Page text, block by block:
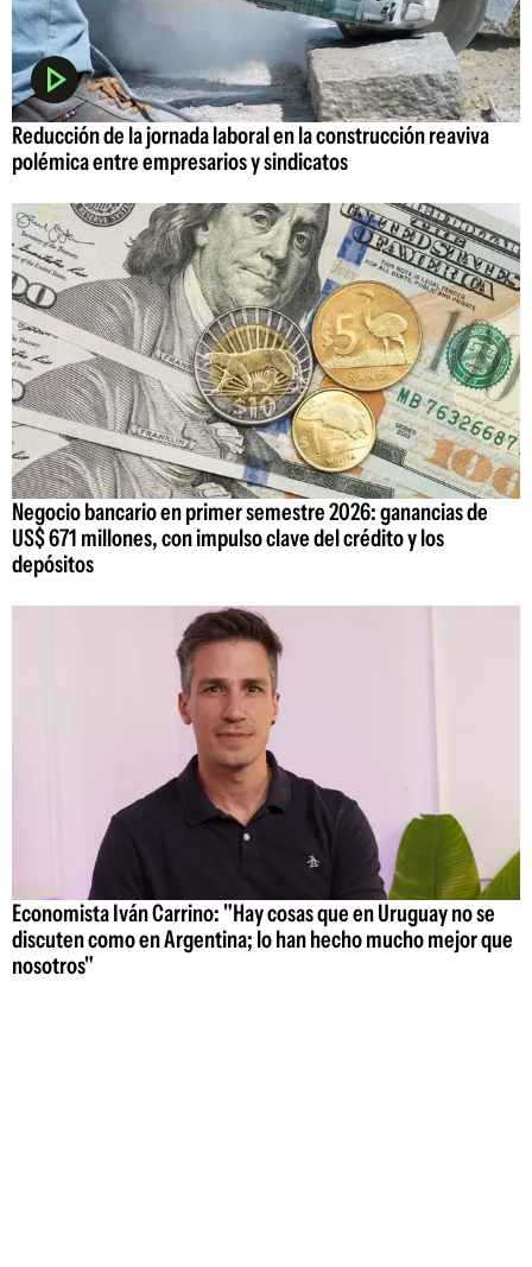
Reducción de la jornada laboral en la construcción reaviva
polémica entre empresarios y sindicatos
Negocio bancario en primer semestre 2026: ganancias de
US$ 671 millones, con impulso clave del crédito y los
depósitos
Economista Iván Carrino: "Hay cosas que en Uruguay no se
discuten como en Argentina; lo han hecho mucho mejor que
nosotros"